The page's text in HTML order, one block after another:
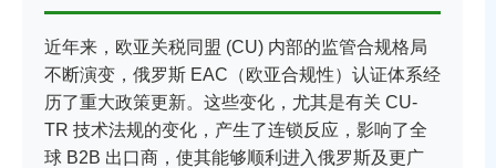
近年来，欧亚关税同盟 (CU) 内部的监管合规格局
不断演变，俄罗斯 EAC（欧亚合规性）认证体系经
历了重大政策更新。这些变化，尤其是有关 CU-
TR 技术法规的变化，产生了连锁反应，影响了全
球 B2B 出口商，使其能够顺利进入俄罗斯及更广